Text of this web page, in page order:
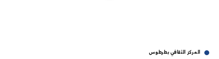
المركز الثقافي بطرطوس